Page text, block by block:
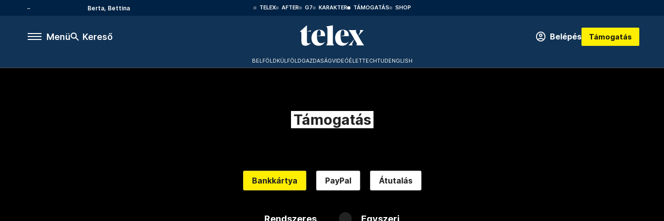
Berta, Bettina TELEX AFTER G7 KARAKTER TÁMOGATÁS SHOP
Menü Kereső Belépés Támogatás
BELFÖLDKÜLFÖLDGAZDASÁGVIDEÓÉLETTECHTUDENGLISH
Támogatás
Bankkártya PayPal Átutalás
Rendszeres Egyszeri